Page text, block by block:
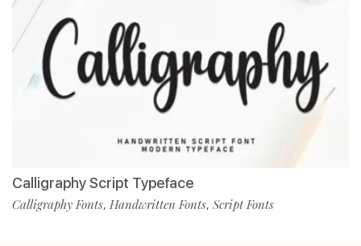
Calligraphy Script Typeface
Calligraphy Fonts, Handwritten Fonts, Script Fonts